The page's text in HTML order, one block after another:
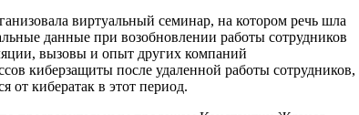
виртуальный семинар, на котором речь шла
данные при возобновлении работы сотрудников
вызовы и опыт других компаний
киберзащиты после удаленной работы сотрудников,
от кибератак в этот период.